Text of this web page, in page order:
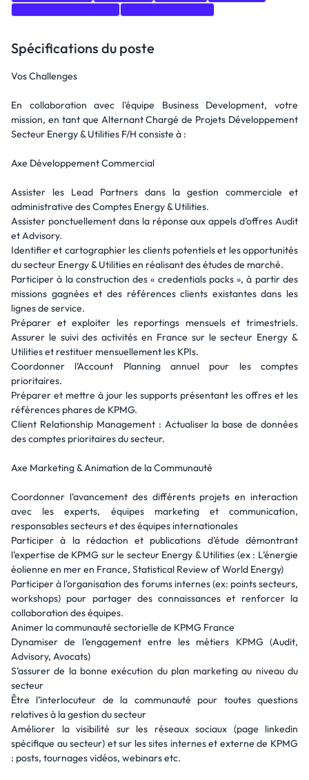
Spécifications du poste
Vos Challenges
En collaboration avec l'équipe Business Development, votre
mission, en tant que Alternant Chargé de Projets Développement
Secteur Energy & Utilities F/H consiste à :
Axe Développement Commercial
Assister les Lead Partners dans la gestion commerciale et
administrative des Comptes Energy & Utilities.
Assister ponctuellement dans la réponse aux appels d’offres Audit
et Advisory.
Identifier et cartographier les clients potentiels et les opportunités
du secteur Energy & Utilities en réalisant des études de marché.
Participer à la construction des « credentials packs », à partir des
missions gagnées et des références clients existantes dans les
lignes de service.
Préparer et exploiter les reportings mensuels et trimestriels.
Assurer le suivi des activités en France sur le secteur Energy &
Utilities et restituer mensuellement les KPIs.
Coordonner l’Account Planning annuel pour les comptes
prioritaires.
Préparer et mettre à jour les supports présentant les offres et les
références phares de KPMG.
Client Relationship Management : Actualiser la base de données
des comptes prioritaires du secteur.
Axe Marketing & Animation de la Communauté
Coordonner l’avancement des différents projets en interaction
avec les experts, équipes marketing et communication,
responsables secteurs et des équipes internationales
Participer à la rédaction et publications d’étude démontrant
l’expertise de KPMG sur le secteur Energy & Utilities (ex : L’énergie
éolienne en mer en France, Statistical Review of World Energy)
Participer à l'organisation des forums internes (ex: points secteurs,
workshops) pour partager des connaissances et renforcer la
collaboration des équipes.
Animer la communauté sectorielle de KPMG France
Dynamiser de l’engagement entre les métiers KPMG (Audit,
Advisory, Avocats)
S’assurer de la bonne exécution du plan marketing au niveau du
secteur
Être l’interlocuteur de la communauté pour toutes questions
relatives à la gestion du secteur
Améliorer la visibilité sur les réseaux sociaux (page linkedin
spécifique au secteur) et sur les sites internes et externe de KPMG
: posts, tournages vidéos, webinars etc.